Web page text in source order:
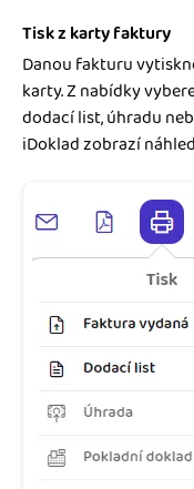
Tisk z karty faktury
Danou fakturu
karty. Z nabídky
dodací list, úhradu
iDoklad zobrazí